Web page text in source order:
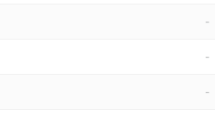
-
-
-